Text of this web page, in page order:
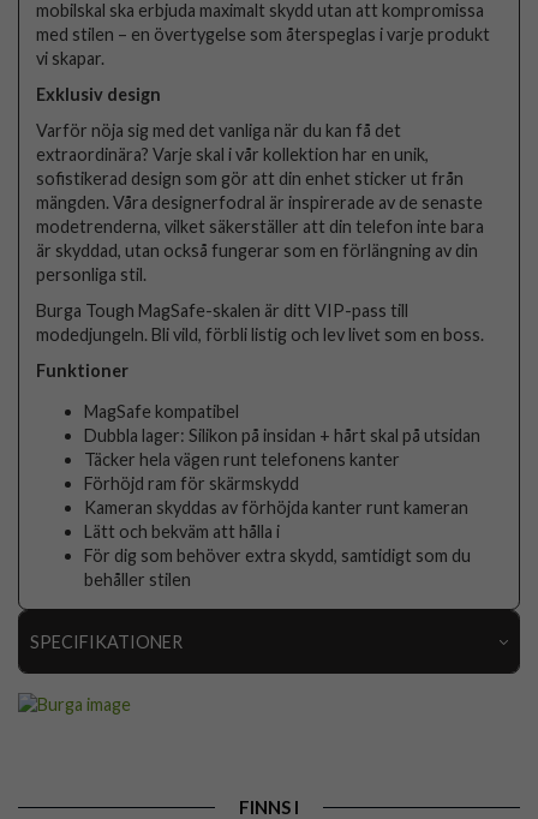
mobilskal ska erbjuda maximalt skydd utan att kompromissa
med stilen – en övertygelse som återspeglas i varje produkt
vi skapar.
Exklusiv design
Varför nöja sig med det vanliga när du kan få det
extraordinära? Varje skal i vår kollektion har en unik,
sofistikerad design som gör att din enhet sticker ut från
mängden. Våra designerfodral är inspirerade av de senaste
modetrenderna, vilket säkerställer att din telefon inte bara
är skyddad, utan också fungerar som en förlängning av din
personliga stil.
Burga Tough MagSafe-skalen är ditt VIP-pass till
modedjungeln. Bli vild, förbli listig och lev livet som en boss.
Funktioner
MagSafe kompatibel
Dubbla lager: Silikon på insidan + hårt skal på utsidan
Täcker hela vägen runt telefonens kanter
Förhöjd ram för skärmskydd
Kameran skyddas av förhöjda kanter runt kameran
Lätt och bekväm att hålla i
För dig som behöver extra skydd, samtidigt som du
behåller stilen
SPECIFIKATIONER
FINNS I